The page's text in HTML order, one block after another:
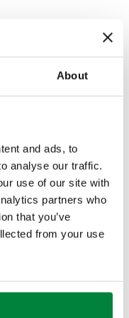
About
and ads, to
analyse our traffic.
use of our site with
partners who
that you’ve
from your use
(clapet anti-